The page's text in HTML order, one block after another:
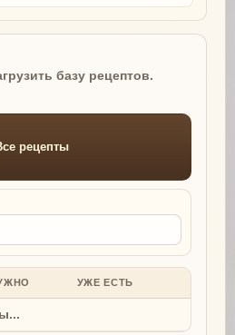
базу рецептов.
рецепты
УЖЕ ЕСТЬ